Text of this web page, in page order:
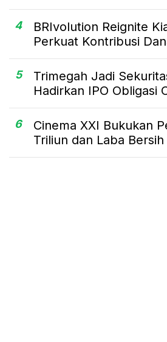
4
BRIvolution Reignite
Perkuat Kontribusi
5
Trimegah Jadi
Hadirkan IPO Obligasi
6
Cinema XXI Bukukan
Triliun dan Laba Bersih